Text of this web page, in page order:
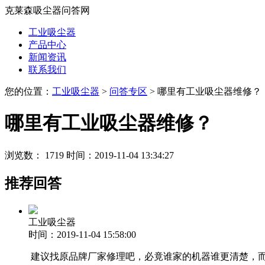
克莱森吸尘器问答网
工业吸尘器
产品中心
新闻资讯
联系我们
您的位置： 工业吸尘器 > 问答专区 > 哪里有工业吸尘器维修？
哪里有工业吸尘器维修？
浏览数： 1719 时间：2019-11-04 13:34:27
推荐回答
工业吸尘器
时间：2019-11-04 15:58:00
建议找原品牌厂家修理吧，必竟谁家的机器谁更清楚，